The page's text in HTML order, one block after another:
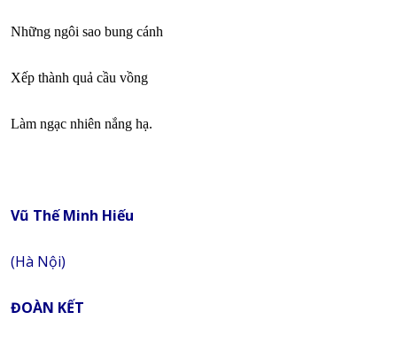
Những ngôi sao bung cánh
Xếp thành quả cầu vồng
Làm ngạc nhiên nắng hạ.
Vũ Thế Minh Hiếu
(Hà Nội)
ĐOÀN KẾT